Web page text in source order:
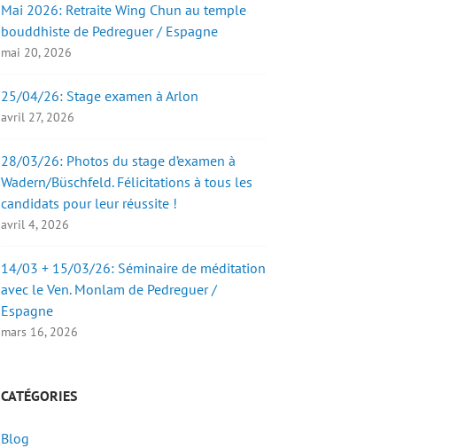
Mai 2026: Retraite Wing Chun au temple
bouddhiste de Pedreguer / Espagne
mai 20, 2026
25/04/26: Stage examen à Arlon
avril 27, 2026
28/03/26: Photos du stage d’examen à
Wadern/Büschfeld. Félicitations à tous les
candidats pour leur réussite !
avril 4, 2026
14/03 + 15/03/26: Séminaire de méditation
avec le Ven. Monlam de Pedreguer /
Espagne
mars 16, 2026
CATÉGORIES
Blog